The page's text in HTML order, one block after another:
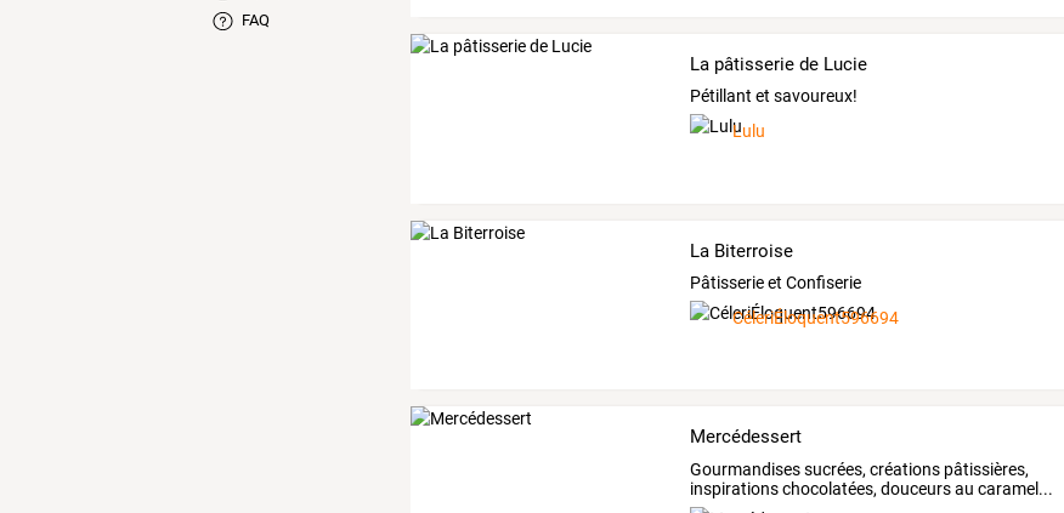
FAQ
La pâtisserie de Lucie
Pétillant et savoureux!
Lulu
La Biterroise
Pâtisserie et Confiserie
CéleriÉloquent596694
Mercédessert
Gourmandises sucrées, créations pâtissières,
inspirations chocolatées, douceurs au caramel...